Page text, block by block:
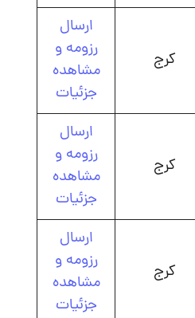
کرج
ارسال
رزومه و
مشاهده
جزئیات
کرج
ارسال
رزومه و
مشاهده
جزئیات
کرج
ارسال
رزومه و
مشاهده
جزئیات